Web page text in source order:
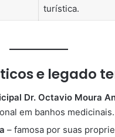
turística.
e legado
Dr. Octavio Moura
em banhos medicinais.
– famosa por suas